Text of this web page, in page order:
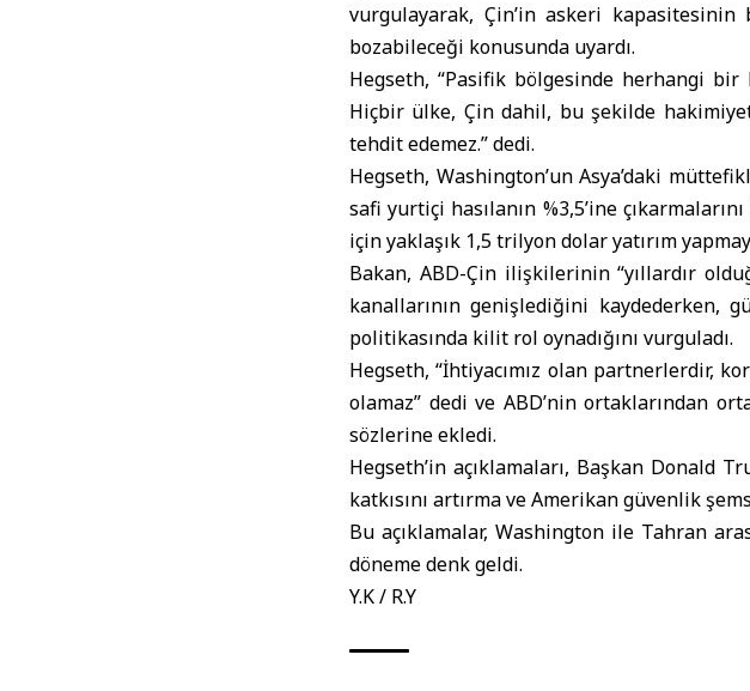
vurgulayarak, Çin’in askeri
bozabileceği konusunda uyardı.
Hegseth, “Pasifik bölgesinde herhangi
Hiçbir ülke, Çin dahil, bu şekilde
tehdit edemez.” dedi.
Hegseth, Washington’un Asya’daki
safi yurtiçi hasılanın %3,5’ine
için yaklaşık 1,5 trilyon dolar yatırım
Bakan, ABD-Çin ilişkilerinin “yıllardır
kanallarının genişlediğini kaydederken,
politikasında kilit rol oynadığını vurguladı.
Hegseth, “İhtiyacımız olan partnerlerdir,
olamaz” dedi ve ABD’nin ortaklarından
sözlerine ekledi.
Hegseth’in açıklamaları, Başkan Donald
katkısını artırma ve Amerikan güvenlik
Bu açıklamalar, Washington ile Tahran
döneme denk geldi.
Y.K / R.Y